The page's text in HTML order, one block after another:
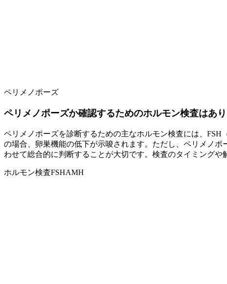
ペリメノポーズ
ペリメノポーズか確認するためのホルモン検査はあ
ペリメノポーズを診断するための主なホルモン検査には、
の場合、卵巣機能の低下が示唆されます。ただし、ペリメノ
わせて総合的に判断することが大切です。検査のタイミングや
ホルモン検査FSHAMH